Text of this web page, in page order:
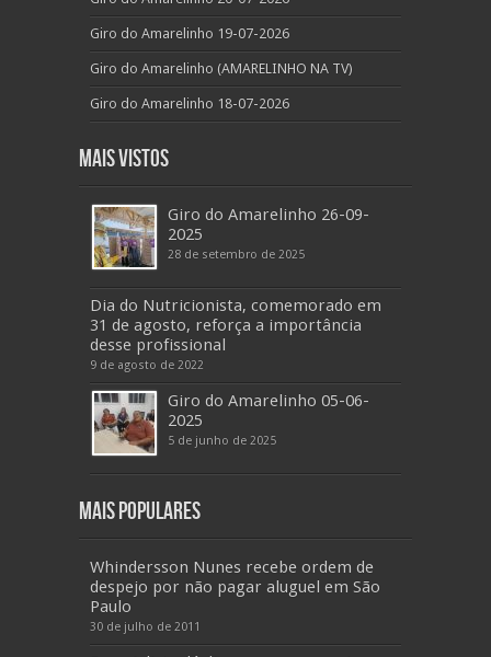
Giro do Amarelinho 19-07-2026
Giro do Amarelinho (AMARELINHO NA TV)
Giro do Amarelinho 18-07-2026
Mais Vistos
Giro do Amarelinho 26-09-
2025
28 de setembro de 2025
Dia do Nutricionista, comemorado em
31 de agosto, reforça a importância
desse profissional
9 de agosto de 2022
Giro do Amarelinho 05-06-
2025
5 de junho de 2025
Mais Populares
Whindersson Nunes recebe ordem de
despejo por não pagar aluguel em São
Paulo
30 de julho de 2011